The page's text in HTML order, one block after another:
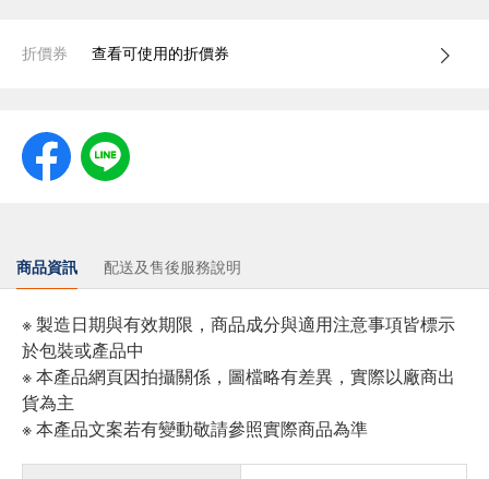
折價券 查看可使用的折價券
商品資訊 配送及售後服務說明
※ 製造日期與有效期限，商品成分與適用注意事項皆標示
於包裝或產品中
※ 本產品網頁因拍攝關係，圖檔略有差異，實際以廠商出
貨為主
※ 本產品文案若有變動敬請參照實際商品為準